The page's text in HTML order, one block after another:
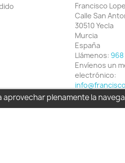
plenamente la
Francisco
Calle San
30510 Yecla
Murcia
España
Llámenos: 968
Envíenos un
electrónico: